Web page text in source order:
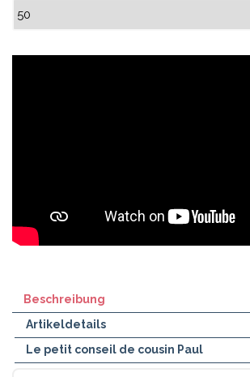
Beschreibung
Artikeldetails
Le petit conseil de cousin Paul